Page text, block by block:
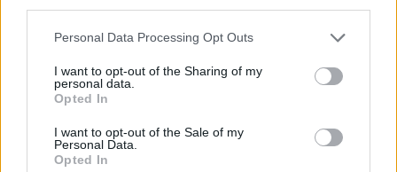
Personal Data Processing Opt Outs
I want to opt-out of the Sharing of my
personal data.
Opted In
I want to opt-out of the Sale of my
Personal Data.
Opted In
ανάγκες της περιοχής και στηρίζει έμπρακτα τον
Δήμο Παλλήνης. Στόχος μας παραμένει ένας: μια
οικογένεια.»
Η συνάντηση ολοκληρώθηκε με την καταγραφή
συγκεκριμένων εργαλείων και κατευθύνσεων τόσο